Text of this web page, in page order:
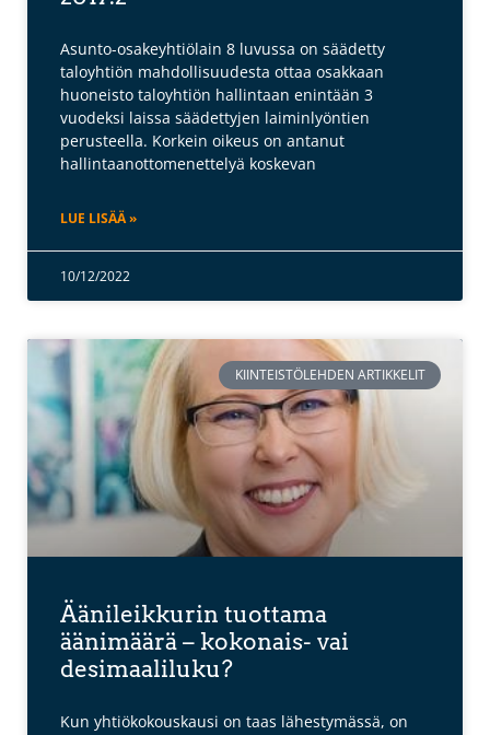
Asunto-osakeyhtiölain 8 luvussa on säädetty
taloyhtiön mahdollisuudesta ottaa osakkaan
huoneisto taloyhtiön hallintaan enintään 3
vuodeksi laissa säädettyjen laiminlyöntien
perusteella. Korkein oikeus on antanut
hallintaanottomenettelyä koskevan
LUE LISÄÄ »
10/12/2022
KIINTEISTÖLEHDEN ARTIKKELIT
Äänileikkurin tuottama
äänimäärä – kokonais- vai
desimaaliluku?
Kun yhtiökokouskausi on taas lähestymässä, on